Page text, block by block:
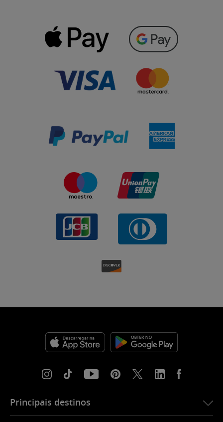
Principais destinos